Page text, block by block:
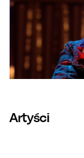
Artyści